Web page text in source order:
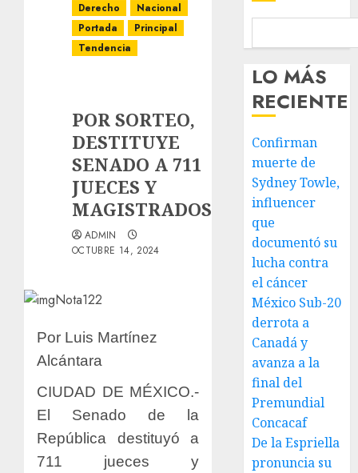
Derecho
Nacional
Portada
Principal
Tendencia
POR SORTEO,
DESTITUYE
SENADO A 711
JUECES Y
MAGISTRADOS
ADMIN
OCTUBRE 14, 2024
Por Luis Martínez
Alcántara
CIUDAD DE MÉXICO.-
El Senado de la
República destituyó a
711 jueces y
LO MÁS
RECIENTE
Confirman
muerte de
Sydney Towle,
influencer
que
documentó su
lucha contra
el cáncer
México Sub-20
derrota a
Canadá y
avanza a la
final del
Premundial
Concacaf
De la Espriella
pronuncia su